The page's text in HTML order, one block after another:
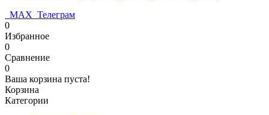
МАХ Телеграм
0
Избранное
0
Сравнение
0
Ваша корзина пуста!
Корзина
Категории